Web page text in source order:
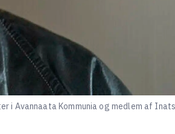
Avannaata Kommunia og medlem af